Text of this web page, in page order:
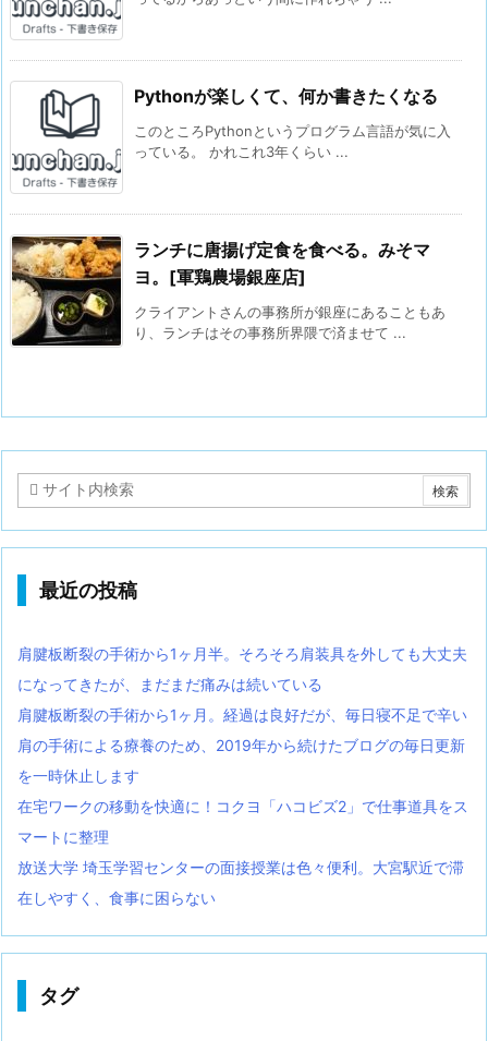
Pythonが楽しくて、何か書きたくなる
このところPythonというプログラム言語が気に入
っている。 かれこれ3年くらい ...
ランチに唐揚げ定食を食べる。みそマ
ヨ。[軍鶏農場銀座店]
クライアントさんの事務所が銀座にあることもあ
り、ランチはその事務所界隈で済ませて ...
最近の投稿
肩腱板断裂の手術から1ヶ月半。そろそろ肩装具を外しても大丈夫
になってきたが、まだまだ痛みは続いている
肩腱板断裂の手術から1ヶ月。経過は良好だが、毎日寝不足で辛い
肩の手術による療養のため、2019年から続けたブログの毎日更新
を一時休止します
在宅ワークの移動を快適に！コクヨ「ハコビズ2」で仕事道具をス
マートに整理
放送大学 埼玉学習センターの面接授業は色々便利。大宮駅近で滞
在しやすく、食事に困らない
タグ